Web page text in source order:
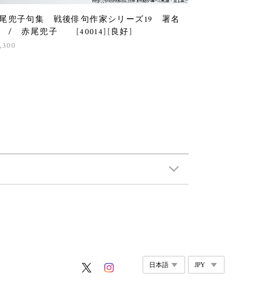
兜子句集 戦後俳句作家シリーズ19 署名
/ 赤尾兜子 [40014][良好]